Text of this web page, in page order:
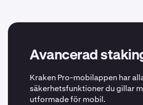
Avancerad
Kraken Pro-mobilappen har
säkerhetsfunktioner du gillar
utformade för mobil.